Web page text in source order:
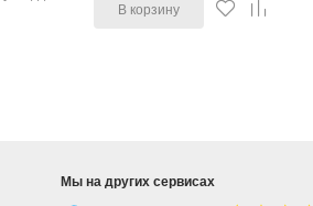
В корзину
Мы на других сервисах